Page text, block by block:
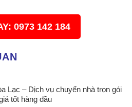
0973 142 184
Lạc – Dịch vụ chuyển nhà trọn gói
tốt hàng đầu